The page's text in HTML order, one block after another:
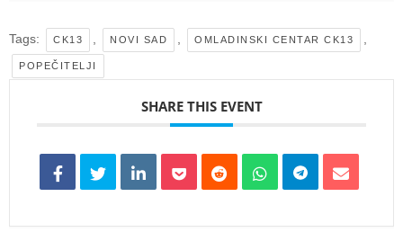
Tags: CK13 NOVI SAD OMLADINSKI CENTAR CK13
POPEČITELJI
SHARE THIS EVENT